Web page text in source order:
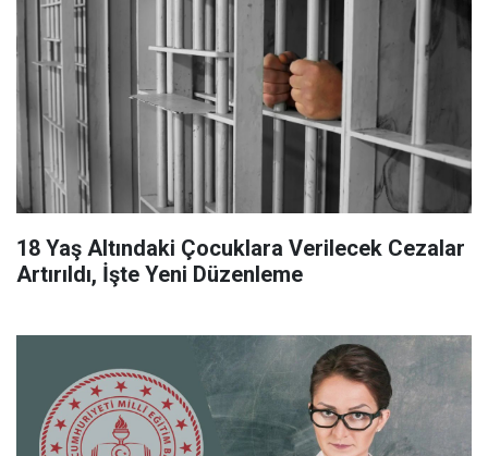
18 Yaş Altındaki Çocuklara Verilecek Cezalar
Artırıldı, İşte Yeni Düzenleme